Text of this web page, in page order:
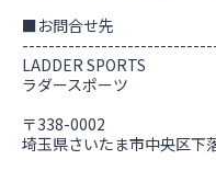
■お問合せ先
LADDER SPORTS
ラダースポーツ
〒338-0002
埼玉県さいたま市中央区下